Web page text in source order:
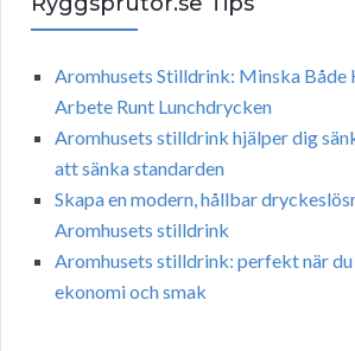
Aromhusets Stilldrink: Minska Både
Arbete Runt Lunchdrycken
Aromhusets stilldrink hjälper dig
att sänka standarden
Skapa en modern, hållbar
Aromhusets stilldrink
Aromhusets stilldrink: perfekt när
ekonomi och smak